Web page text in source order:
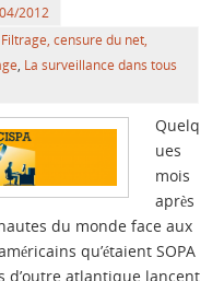
2012
Filtrage, censure du net,
La surveillance dans tous
Quelq
ues
mois
après
du monde face aux
qu’étaient SOPA
d’outre atlantique lancent